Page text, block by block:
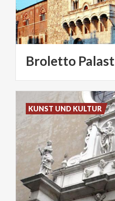
Broletto Palast
KUNST UND KULTUR